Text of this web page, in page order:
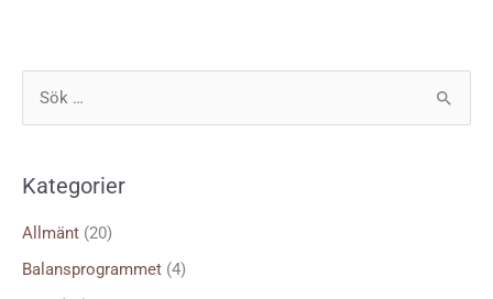
e
f
t
Kategorier
Allmänt (20)
Balansprogrammet (4)